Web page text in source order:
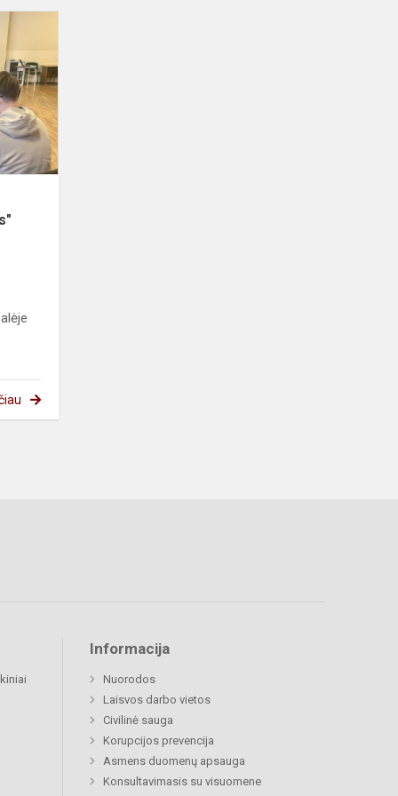
"Dalyvaujamasis
biudžetas"
įvadinis
Informacija
Nuorodos
Laisvos darbo vietos
Civilinė sauga
Korupcijos prevencija
Asmens duomenų apsauga
Konsultavimasis su visuomene